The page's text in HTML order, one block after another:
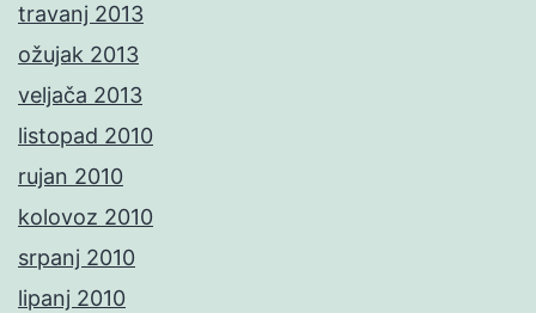
travanj 2013
ožujak 2013
veljača 2013
listopad 2010
rujan 2010
kolovoz 2010
srpanj 2010
lipanj 2010